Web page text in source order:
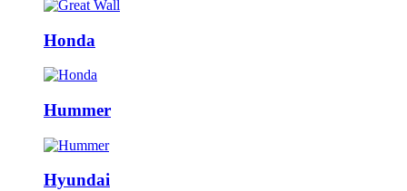
Honda
Hummer
Hyundai